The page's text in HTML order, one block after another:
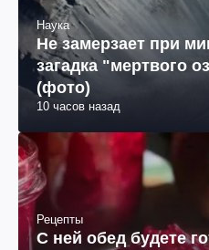
Наука
Не замерзает при
загадка "мертвого
(фото)
10 часов назад
Рецепты
С ней обед будете